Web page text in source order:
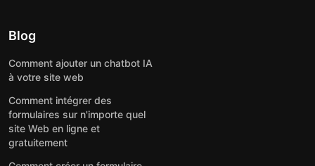
Blog
Comment ajouter un chatbot IA
à votre site web
Comment intégrer des
formulaires sur n'importe quel
site Web en ligne et
gratuitement